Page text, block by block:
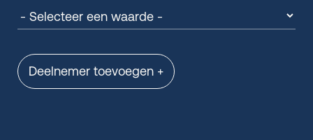
Deelnemer toevoegen +